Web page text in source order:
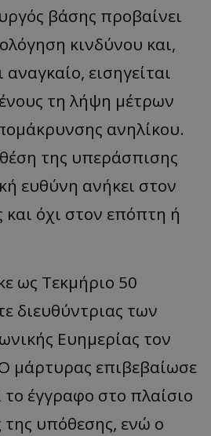
βάσης προβαίνει
κινδύνου και,
εισηγείται
τη λήψη μέτρων
ανηλίκου.
της υπεράσπισης
ευθύνη ανήκει στον
και όχι στον επόπτη ή
ως Τεκμήριο 50
διευθύντριας των
Ευημερίας τον
μάρτυρας επιβεβαίωσε
το έγγραφο στο πλαίσιο
της υπόθεσης, ενώ ο